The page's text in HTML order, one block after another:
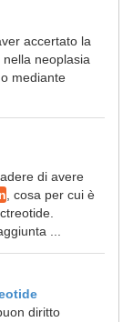
accertato la
neoplasia
mediante
di avere
, cosa per cui è
...
diritto